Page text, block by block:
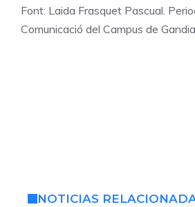
Font: Laida Frasquet Pascual.
Comunicació del Campus de
NOTICIAS